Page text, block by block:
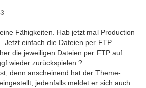
Fähigkeiten. Hab jetzt mal Production
Jetzt einfach die Dateien per FTP
die jeweiligen Dateien per FTP auf
wieder zurückspielen ?
denn anscheinend hat der Theme-
jedenfalls meldet er sich auch